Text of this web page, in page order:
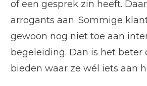
of een gesprek zin heeft.
arrogants aan. Sommige
gewoon nog niet toe aan
begeleiding. Dan is het beter
bieden waar ze wél iets aan